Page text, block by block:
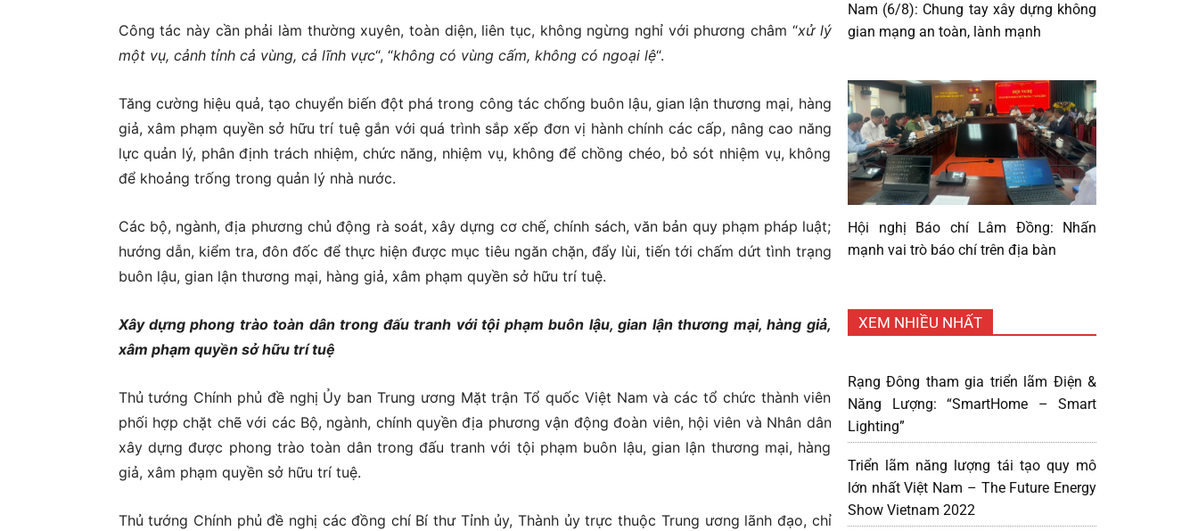
Công tác này cần phải làm thường xuyên, toàn diện, liên tục, không ngừng nghỉ với phương châm “xử lý
một vụ, cảnh tỉnh cả vùng, cả lĩnh vực“, “không có vùng cấm, không có ngoại lệ“.
Tăng cường hiệu quả, tạo chuyển biến đột phá trong công tác chống buôn lậu, gian lận thương mại, hàng
giả, xâm phạm quyền sở hữu trí tuệ gắn với quá trình sắp xếp đơn vị hành chính các cấp, nâng cao năng
lực quản lý, phân định trách nhiệm, chức năng, nhiệm vụ, không để chồng chéo, bỏ sót nhiệm vụ, không
để khoảng trống trong quản lý nhà nước.
Các bộ, ngành, địa phương chủ động rà soát, xây dựng cơ chế, chính sách, văn bản quy phạm pháp luật;
hướng dẫn, kiểm tra, đôn đốc để thực hiện được mục tiêu ngăn chặn, đẩy lùi, tiến tới chấm dứt tình trạng
buôn lậu, gian lận thương mại, hàng giả, xâm phạm quyền sở hữu trí tuệ.
Xây dựng phong trào toàn dân trong đấu tranh với tội phạm buôn lậu, gian lận thương mại, hàng giả,
xâm phạm quyền sở hữu trí tuệ
Thủ tướng Chính phủ đề nghị Ủy ban Trung ương Mặt trận Tổ quốc Việt Nam và các tổ chức thành viên
phối hợp chặt chẽ với các Bộ, ngành, chính quyền địa phương vận động đoàn viên, hội viên và Nhân dân
xây dựng được phong trào toàn dân trong đấu tranh với tội phạm buôn lậu, gian lận thương mại, hàng
giả, xâm phạm quyền sở hữu trí tuệ.
Thủ tướng Chính phủ đề nghị các đồng chí Bí thư Tỉnh ủy, Thành ủy trực thuộc Trung ương lãnh đạo, chỉ
Nam (6/8): Chung tay xây dựng không
gian mạng an toàn, lành mạnh
Hội nghị Báo chí Lâm Đồng: Nhấn
mạnh vai trò báo chí trên địa bàn
XEM NHIỀU NHẤT
Rạng Đông tham gia triển lãm Điện &
Năng Lượng: “SmartHome – Smart
Lighting”
Triển lãm năng lượng tái tạo quy mô
lớn nhất Việt Nam – The Future Energy
Show Vietnam 2022